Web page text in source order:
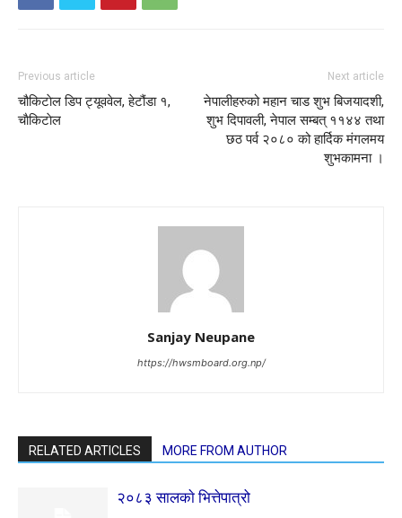
Previous article
चौकिटाेल डिप ट्यूववेल, हेटौंडा १,
चाैकिटाेल
Next article
नेपालीहरुको महान चाड शुभ बिजयादशी,
शुभ दिपावली, नेपाल सम्बत् ११४४ तथा
छठ पर्व २०८० को हार्दिक मंगलमय
शुभकामना ।
Sanjay Neupane
https://hwsmboard.org.np/
RELATED ARTICLES MORE FROM AUTHOR
२०८३ सालकाे भित्तेपात्रो